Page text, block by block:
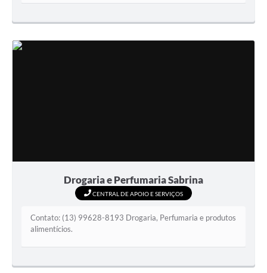
Drogaria e Perfumaria Sabrina
CENTRAL DE APOIO E SERVIÇOS
Contato: (13) 99628-8193 Drogaria, Perfumaria e produtos
alimentícios.